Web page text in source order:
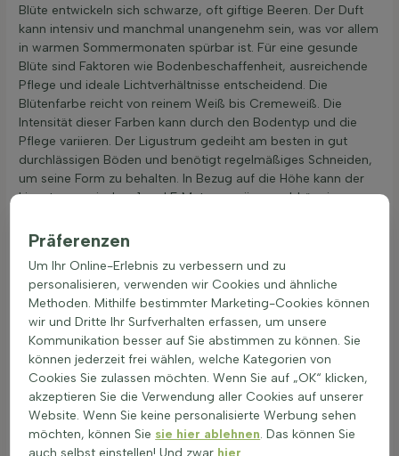
Blüte entwickeln sich schwarze, oft giftige Beeren. Der Duft
kann intensiv und manchmal unangenehm sein, was vor allem
in warmen Sommermonaten spürbar ist. Für eine gesunde
Blüte sind Faktoren wie Bodenbeschaffenheit, ausreichende
Pflege und ideale Lichtverhältnisse entscheidend. Die
Blütenfarbe reicht von reinem Weiß bis Cremeweiß. Die
Intensität dieser Farben kann durch den Bodentyp und die
Pflege variieren. Der Ligustrum gedeiht am besten in gut
durchlässigen Böden und benötigt regelmäßiges Schneiden,
um seine Form zu behalten. In Bezug auf die Höhe kann der
Ligustrum zwischen 1 und 5 Metern variieren, abhängig von
eignet sich gut für Gartengestaltungen, die pflegeleicht und
verwendeteHeckenpflanze , die schnell wächst und gut zu
schneiden ist.
Der Ligustrum hat ovale bis spitze Blätter, die glänzen und in
verschiedenen Grüntönen vorkommen. Einige Sorten sind
panaschiert mit gelbgrünen oder weißgrünen Färbungen.
Diese Pflanze ist an verschiedene Umweltfaktoren angepasst
und zeigt eine hohe Wind- sowie
Luftverschmutzungsresistenz. Sie ist halbimmergrün oder
immergrün, was von der Art abhängt. Im Winter können
manche Arten ihr Laub abwerfen, doch viele bleiben grün,
Präferenzen
Um Ihr Online-Erlebnis zu verbessern und zu
personalisieren, verwenden wir Cookies und ähnliche
Methoden. Mithilfe bestimmter Marketing-Cookies können
wir und Dritte Ihr Surfverhalten erfassen, um unsere
Kommunikation besser auf Sie abstimmen zu können. Sie
können jederzeit frei wählen, welche Kategorien von
Cookies Sie zulassen möchten. Wenn Sie auf „OK“ klicken,
akzeptieren Sie die Verwendung aller Cookies auf unserer
Website. Wenn Sie keine personalisierte Werbung sehen
möchten, können Sie sie hier ablehnen. Das können Sie
auch selbst einstellen! Und zwar hier